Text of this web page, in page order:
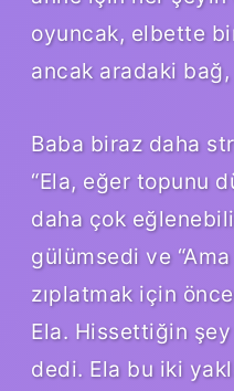
oyuncak, elbette
ancak aradaki
Baba biraz daha
“Ela, eğer topunu
daha çok
gülümsedi ve
zıplatmak için
Ela. Hissettiğin
dedi. Ela bu iki